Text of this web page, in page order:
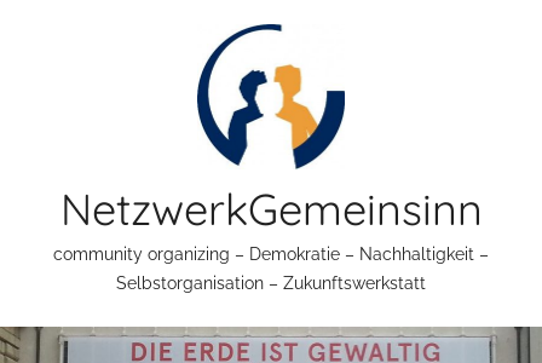
NetzwerkGemeinsinn
community organizing – Demokratie – Nachhaltigkeit –
Selbstorganisation – Zukunftswerkstatt